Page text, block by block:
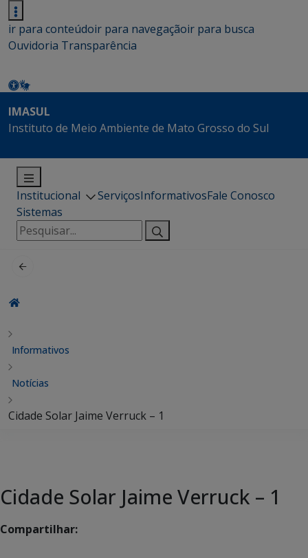
ir para conteúdoir para navegaçãoir para busca
Ouvidoria Transparência
IMASUL
Instituto de Meio Ambiente de Mato Grosso do Sul
Institucional ServiçosInformativosFale Conosco
Sistemas
Pesquisar
por:
Informativos
Notícias
Cidade Solar Jaime Verruck – 1
Cidade Solar Jaime Verruck – 1
Compartilhar: